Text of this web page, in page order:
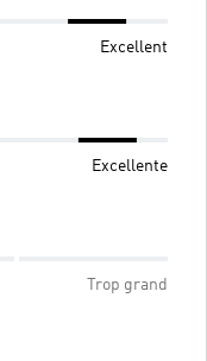
Excellent
Excellente
Trop grand